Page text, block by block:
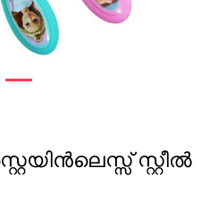
സ്റ്റീൽ